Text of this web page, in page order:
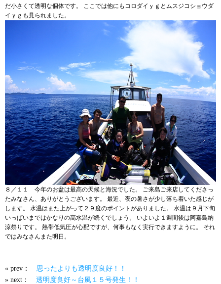
だ小さくて透明な個体です。 ここでは他にもコロダイｙｇとムスジコショウダ
イｙｇも見られました。
８／１１ 今年のお盆は最高の天候と海況でした。 ご来島ご来店してくださっ
たみなさん、ありがとうございます。 最近、夜の暑さが少し落ち着いた感じが
します。 水温はまた上がって２９度のポイントがありました。 水温は９月下旬
いっぱいまではかなりの高水温が続くでしょう。 いよいよ１週間後は阿嘉島納
涼祭りです。 熱帯低気圧が心配ですが、何事もなく実行できますように。 それ
ではみなさんまた明日。
« prev： 思ったよりも透明度良好！！
» next： 透明度良好～台風１５号発生！！